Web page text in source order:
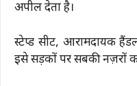
अपील देता है।
स्टेप्ड सीट, आरामदायक
इसे सड़कों पर सबकी नज़रों